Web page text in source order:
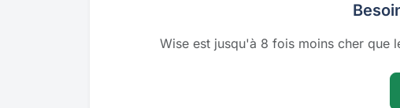
Wise est jusqu'à 8 fois moins cher que